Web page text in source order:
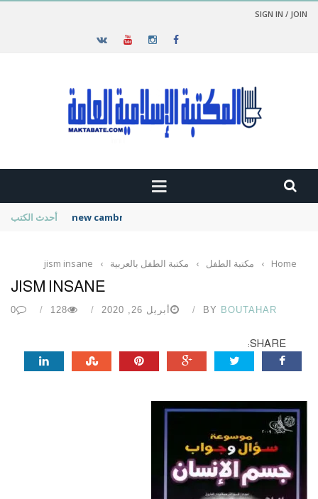
SIGN IN / JOIN
أحدث الكتب new cambridge history of islam
Home
› مكتبة الطفل › مكتبة الطفل بالعربية ›
jism insane
JISM INSANE
BY BOUTAHAR أبريل 26, 2020 128
0
SHARE: